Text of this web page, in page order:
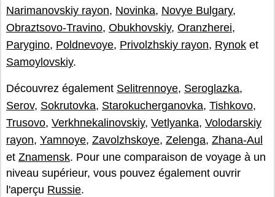
Narimanovskiy rayon, Novinka, Novye Bulgary,
Obraztsovo-Travino, Obukhovskiy, Oranzherei,
Parygino, Poldnevoye, Privolzhskiy rayon, Rynok et
Samoylovskiy.
Découvrez également Selitrennoye, Seroglazka,
Serov, Sokrutovka, Starokucherganovka, Tishkovo,
Trusovo, Verkhnekalinovskiy, Vetlyanka, Volodarskiy
rayon, Yamnoye, Zavolzhskoye, Zelenga, Zhana-Aul
et Znamensk. Pour une comparaison de voyage à un
niveau supérieur, vous pouvez également ouvrir
l'aperçu Russie.